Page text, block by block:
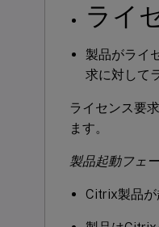
ライ
製品がライ
求に対して
ライセンス要
ます。
製品起動フェ
Citrix製品が